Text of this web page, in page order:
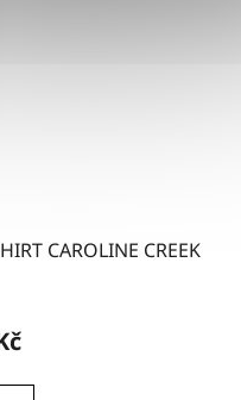
CAROLINE CREEK